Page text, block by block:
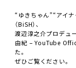
“ゆきちゃん”“アイナ
（BiSH）、
渡辺淳之介プロデュ
由紀 – YouTube
た。
ぜひご覧ください。